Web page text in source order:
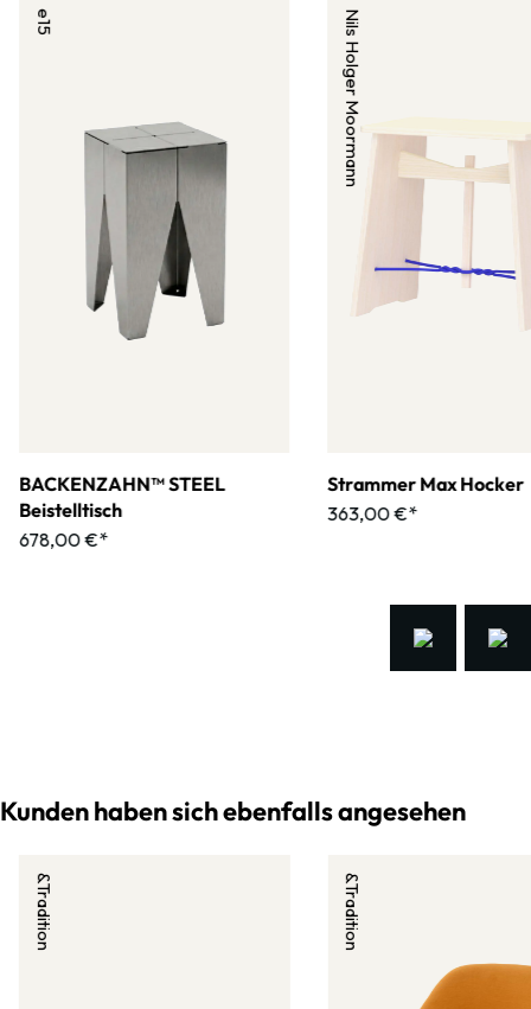
e15
BACKENZAHN™ STEEL
Beistelltisch
678,00 €*
Nils Holger Moormann
Strammer Max Hocker
363,00 €*
Kunden haben sich ebenfalls angesehen
&Tradition &Tradition